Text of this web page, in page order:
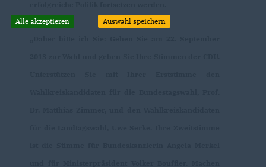
Alle akzeptieren Auswahl speichern